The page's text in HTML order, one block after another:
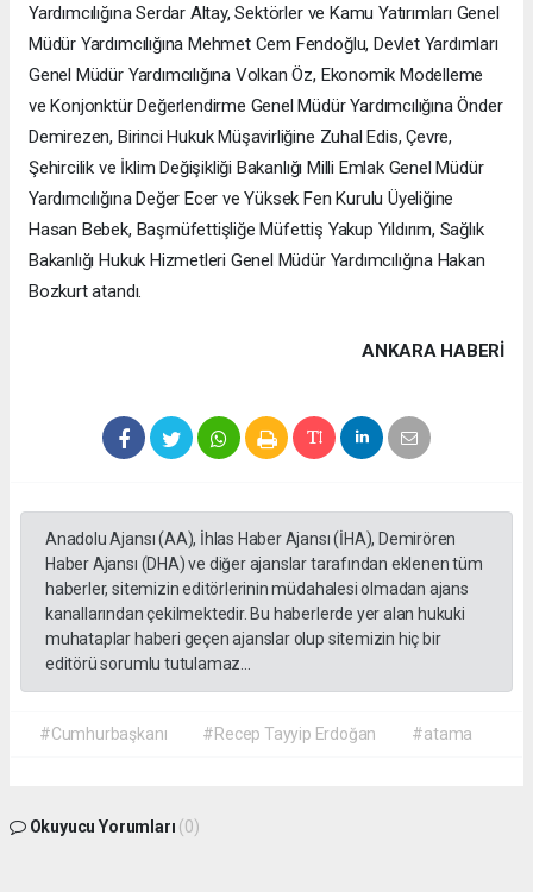
Yardımcılığına Serdar Altay, Sektörler ve Kamu Yatırımları Genel
Müdür Yardımcılığına Mehmet Cem Fendoğlu, Devlet Yardımları
Genel Müdür Yardımcılığına Volkan Öz, Ekonomik Modelleme
ve Konjonktür Değerlendirme Genel Müdür Yardımcılığına Önder
Demirezen, Birinci Hukuk Müşavirliğine Zuhal Edis, Çevre,
Şehircilik ve İklim Değişikliği Bakanlığı Milli Emlak Genel Müdür
Yardımcılığına Değer Ecer ve Yüksek Fen Kurulu Üyeliğine
Hasan Bebek, Başmüfettişliğe Müfettiş Yakup Yıldırım, Sağlık
Bakanlığı Hukuk Hizmetleri Genel Müdür Yardımcılığına Hakan
Bozkurt atandı.
ANKARA HABERİ
Anadolu Ajansı (AA), İhlas Haber Ajansı (İHA), Demirören
Haber Ajansı (DHA) ve diğer ajanslar tarafından eklenen tüm
haberler, sitemizin editörlerinin müdahalesi olmadan ajans
kanallarından çekilmektedir. Bu haberlerde yer alan hukuki
muhataplar haberi geçen ajanslar olup sitemizin hiç bir
editörü sorumlu tutulamaz...
#Cumhurbaşkanı #Recep Tayyip Erdoğan #atama
Okuyucu Yorumları (0)